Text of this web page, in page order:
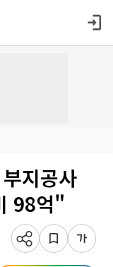
지공사
98억"